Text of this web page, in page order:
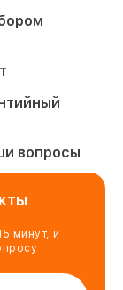
вопросы
минут, и